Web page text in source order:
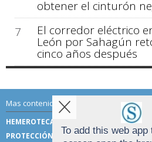
obtener el cinturón
7
El corredor eléctrico
León por Sahagún
cinco años después
Mas contenido de Sahagún Digital:
HEMEROTECA
PROTECCIÓN DE DATOS
To add this web app